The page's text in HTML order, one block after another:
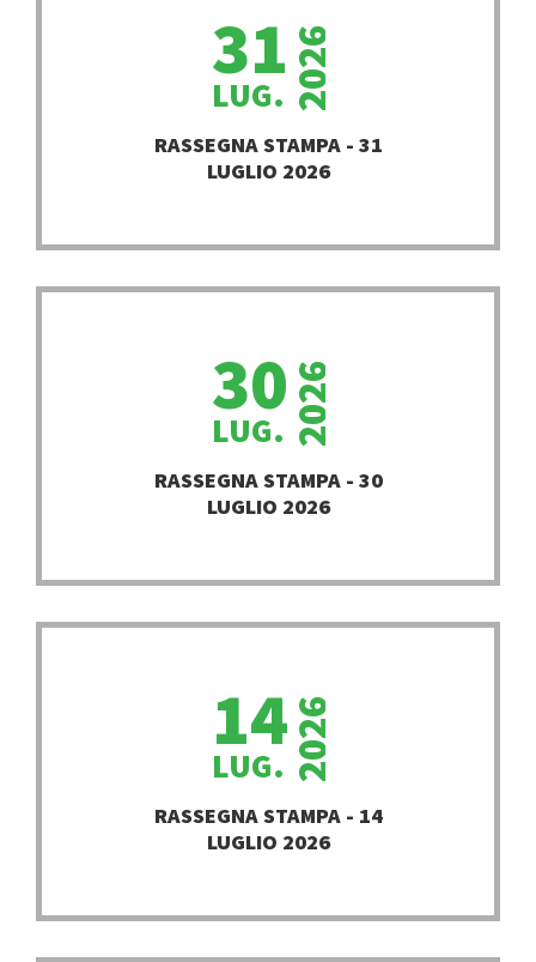
31
LUG. 2026
RASSEGNA STAMPA - 31
LUGLIO 2026
30
LUG. 2026
RASSEGNA STAMPA - 30
LUGLIO 2026
14
LUG.2026
RASSEGNA STAMPA - 14
LUGLIO 2026